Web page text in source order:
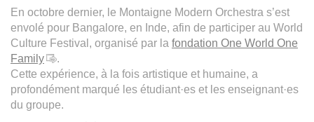
En octobre dernier, le Montaigne Modern Orchestra s’est
envolé pour Bangalore, en Inde, afin de participer au World
Culture Festival, organisé par la fondation One World One
Family
.
Cette expérience, à la fois artistique et humaine, a
profondément marqué les étudiant·es et les enseignant·es
du groupe.